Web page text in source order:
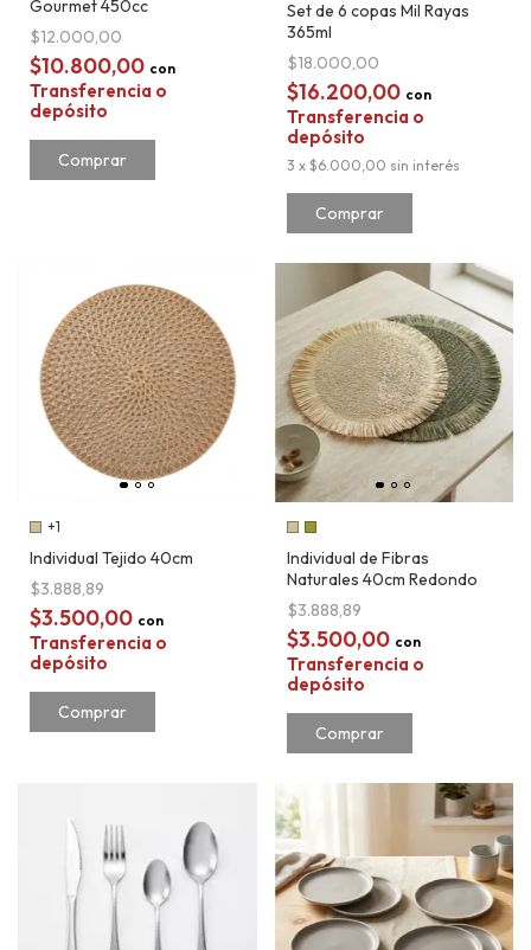
Gourmet 450cc
$12.000,00
$10.800,00 con
Transferencia o
depósito
Set de 6 copas Mil Rayas
365ml
$18.000,00
$16.200,00 con
Transferencia o
depósito
3 x $6.000,00 sin interés
Comprar
+1
Individual Tejido 40cm
$3.888,89
$3.500,00 con
Transferencia o
depósito
Comprar
Individual de Fibras
Naturales 40cm Redondo
$3.888,89
$3.500,00 con
Transferencia o
depósito
Comprar